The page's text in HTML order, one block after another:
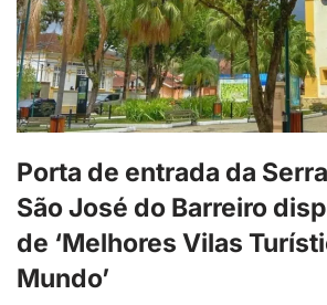
Porta de entrada da
São José do Barreiro
de ‘Melhores Vilas
Mundo’